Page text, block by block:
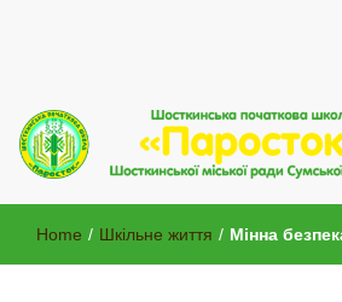
Шосткинська
"Паросток"
Home / Шкільне життя / Мінна